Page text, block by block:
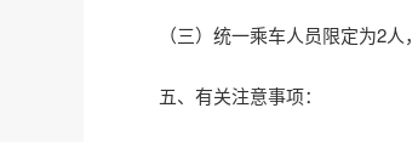
（三）统一乘车人员限定为2人，
五、有关注意事项：